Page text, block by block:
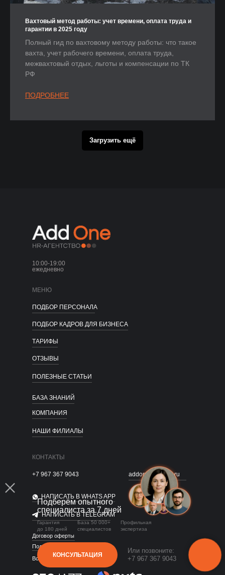
Вахтовый метод работы: учет времени, оплата труда и
гарантии в 2025 году
Полный гид по вахтовому методу работы: что такое
вахта, учет рабочего времени, оплата труда,
межвахтовый отдых, льготы и компенсации по ТК
РФ
ПОДРОБНЕЕ
Загрузить ещё
КОНСУЛЬТАЦИЯ
Или позвоните:
+7 967 367 9043
Профильная
экспертиза
База 50 000+
специалистов
Гарантия
до 180 дней
Подберём опытного
специалиста за 7 дней
Политика конфиденциальности
Договор оферты
Все права защищены.
ПОДБОР ПЕРСОНАЛА
ПОЛЕЗНЫЕ СТАТЬИ
ОТЗЫВЫ
ТАРИФЫ
10:00-19:00
ежедневно
МЕНЮ
+7 967 367 9043 addonehr@mail.ru
НАПИСАТЬ В TELEGRAM
НАПИСАТЬ В WHATS APP
КОНТАКТЫ
БАЗА ЗНАНИЙ
ПОДБОР КАДРОВ ДЛЯ БИЗНЕСА
КОМПАНИЯ
НАШИ ФИЛИАЛЫ